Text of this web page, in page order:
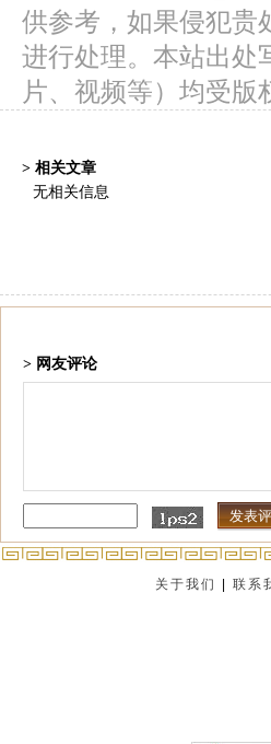
供参考，如果侵犯贵
进行处理。本站出处
片、视频等）均受
> 相关文章
无相关信息
> 网友评论
关于我们 |联系